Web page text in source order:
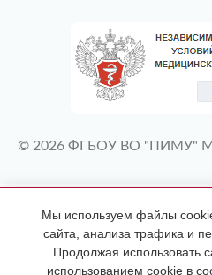
© 2026 ФГБОУ ВО "ПИМУ"
ИМЕЮТСЯ
НЕОБХОДИМА
Мы используем файлы
сайта, анализа трафика и
Продолжая использовать
использованием cookie в